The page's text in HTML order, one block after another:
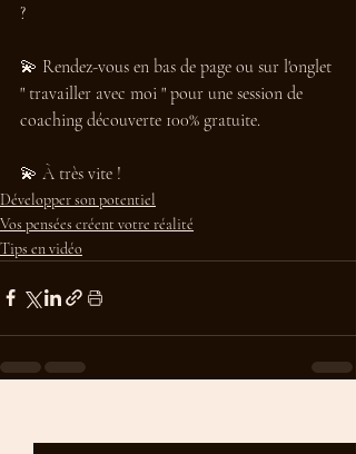
?
💫 Rendez-vous en bas de page ou sur l'onglet
" travailler avec moi " pour une session de
coaching découverte 100% gratuite.
💫 À très vite !
Développer son potentiel
Vos pensées créent votre réalité
Tips en vidéo